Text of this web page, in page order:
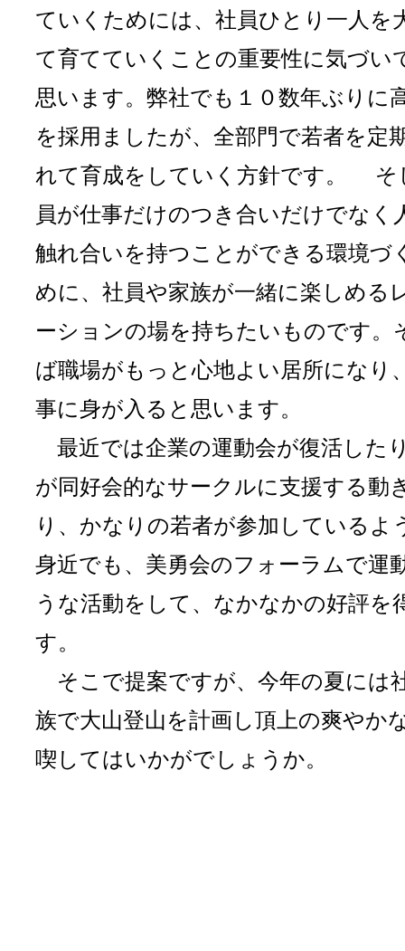
ていくためには、社員ひとり一人を
て育てていくことの重要性に気づい
思います。弊社でも１０数年ぶりに
を採用ましたが、全部門で若者を定
れて育成をしていく方針です。 そ
員が仕事だけのつき合いだけでなく
触れ合いを持つことができる環境づ
めに、社員や家族が一緒に楽しめる
ーションの場を持ちたいものです。
ば職場がもっと心地よい居所になり
事に身が入ると思います。
最近では企業の運動会が復活した
が同好会的なサークルに支援する動
り、かなりの若者が参加しているよ
身近でも、美勇会のフォーラムで運
うな活動をして、なかなかの好評を
す。
そこで提案ですが、今年の夏には
族で大山登山を計画し頂上の爽やか
喫してはいかがでしょうか。